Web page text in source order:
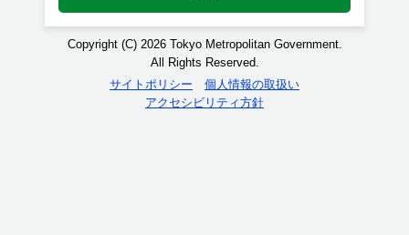
Copyright (C) 2026 Tokyo Metropolitan Government.
All Rights Reserved.
サイトポリシー
個人情報の取扱い
アクセシビリティ方針